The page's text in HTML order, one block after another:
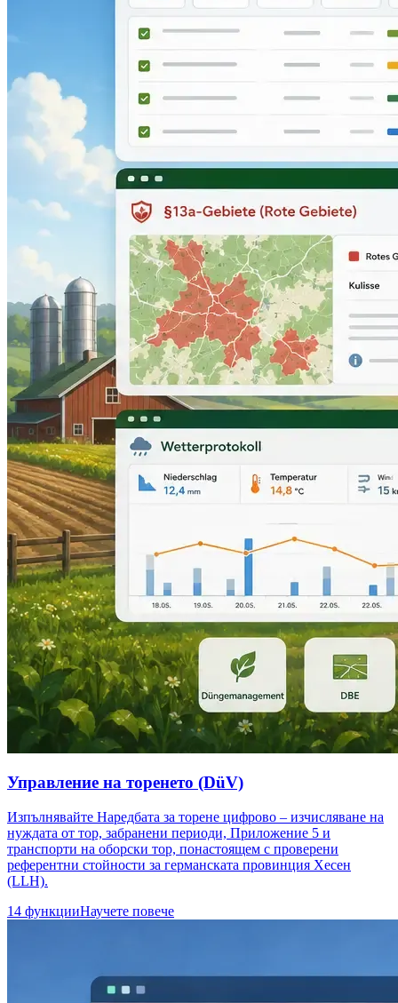
Управление на торенето (DüV)
Изпълнявайте Наредбата за торене цифрово – изчисляване на
нуждата от тор, забранени периоди, Приложение 5 и
транспорти на оборски тор, понастоящем с проверени
референтни стойности за германската провинция Хесен
(LLH).
14 функцииНаучете повече